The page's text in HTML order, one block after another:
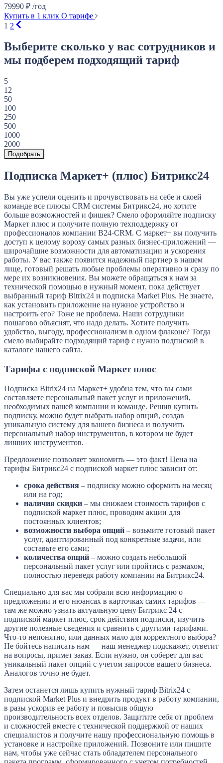
79990 ₽ /год
Купить в 1 клик О тарифе
1 2
Выберите сколько у вас сотрудников и
мы подберем подходящий тариф
5
12
50
100
250
500
1000
2000
Подобрать
Подписка Маркет+ (плюс) Битрикс24
Вы уже успели оценить и прочувствовать на себе и скоей
команде все плюсы CRM системы Битрикс24, но хотите
больше возможностей и фишек? Смело оформляйте подписку
Маркет плюс и получите полную техподдержку от
профессионалов компании B24-CRM. С маркет+ вы получить
доступ к целому вороху самых разных бизнес-приложений —
широчайшие возможности для автоматизации и ускорения
работы. У вас также появится надежный партнер в нашем
лице, готовый решать любые проблемы оперативно и сразу по
мере их возникновения. Вы можете обращаться к нам за
технической помощью в нужный момент, пока действует
выбранный тариф Bitrix24 и подписка Market Plus. Не знаете,
как установить приложение на нужное устройство и
настроить его? Тоже не проблема. Наши сотрудники
пошагово объяснят, что надо делать. Хотите получить
удобство, выгоду, профессионализм в одном флаконе? Тогда
смело выбирайте подходящий тариф с нужно подпиской в
каталоге нашего сайта.
Тарифы с подпиской Маркет плюс
Подписка Bitrix24 на Маркет+ удобна тем, что вы сами
составляете персональный пакет услуг и приложений,
необходимых вашей компании и команде. Решив купить
подписку, можно будет выбрать набор опций, создав
уникальную систему для вашего бизнеса и получить
персональный набор инструментов, в котором не будет
лишних инструментов.
Предложение позволяет экономить — это факт! Цена на
тарифы Битрикс24 с подпиской маркет плюс зависит от:
срока действия – подписку можно оформить на месяц
или на год;
наличия скидки – мы снижаем стоимость тарифов с
подпиской маркет плюс, проводим акции для
постоянных клиентов;
возможности выбора опций – возьмите готовый пакет
услуг, адаптированный под конкретные задачи, или
составьте его сами;
количества опций – можно создать небольшой
персональный пакет услуг или пройтись с размахом,
полностью переведя работу компании на Битрикс24.
Специально для вас мы собрали всю информацию о
предложении и его нюансах в карточках самих тарифов —
там же можно узнать актуальную цену Битрикс 24 с
подпиской маркет плюс, срок действия подписки, изучить
другие полезные сведения и сравнить с другими тарифами.
Что-то непонятно, или данных мало для корректного выбора?
Не бойтесь написать нам — наш менеджер подскажет, ответит
на вопросы, примет заказ. Если нужно, он соберет для вас
уникальный пакет опций с учетом запросов вашего бизнеса.
Аналогов точно не будет.
Затем останется лишь купить нужный тариф Bitrix24 с
подпиской Market Plus и внедрить продукт в работу компании,
в разы ускорив ее работу и повысив общую
производительность всех отделов. Защитите себя от проблем
и сложностей вместе с технической поддержкой от наших
специалистов и получите нашу профессиональную помощь в
установке и настройке приложений. Позвоните или пишите
нам, чтобы уже сейчас стать обладателем персонального